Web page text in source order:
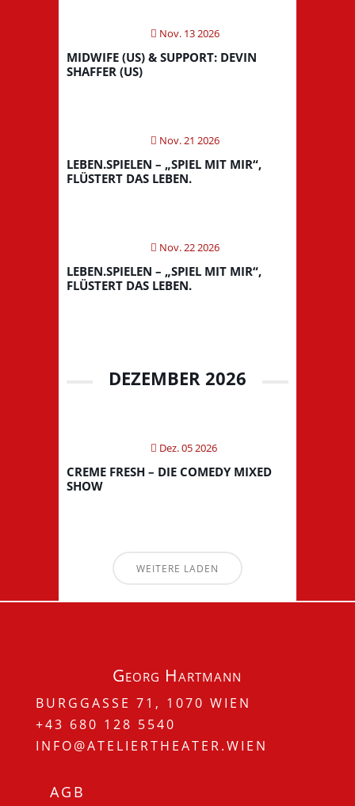
Nov. 13 2026
MIDWIFE (US) & SUPPORT: DEVIN
SHAFFER (US)
Nov. 21 2026
LEBEN.SPIELEN – „SPIEL MIT MIR“,
FLÜSTERT DAS LEBEN.
Nov. 22 2026
LEBEN.SPIELEN – „SPIEL MIT MIR“,
FLÜSTERT DAS LEBEN.
DEZEMBER 2026
Dez. 05 2026
CREME FRESH – DIE COMEDY MIXED
SHOW
WEITERE LADEN
Georg Hartmann
BURGGASSE 71, 1070 WIEN
+43 680 128 5540
INFO@ATELIERTHEATER.WIEN
AGB